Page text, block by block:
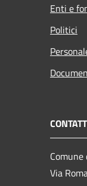
Enti e
Politici
Comune
Via